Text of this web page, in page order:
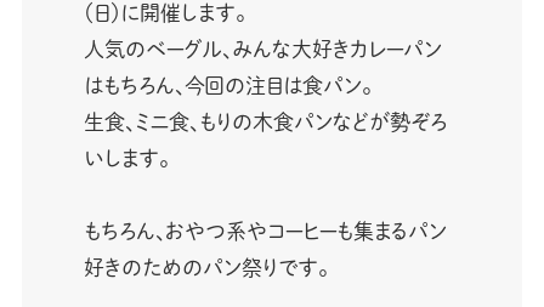
（日）に開催します。
人気のベーグル、みんな大好きカレーパン
はもちろん、今回の注目は食パン。
生食、ミニ食、もりの木食パンなどが勢ぞろ
いします。
もちろん、おやつ系やコーヒーも集まるパン
好きのためのパン祭りです。